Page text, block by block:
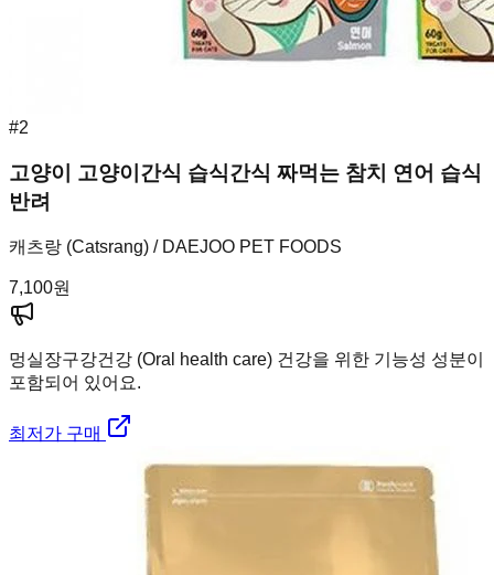
#2
고양이 고양이간식 습식간식 짜먹는 참치 연어 습식
반려
캐츠랑 (Catsrang) / DAEJOO PET FOODS
7,100원
멍실장구강건강 (Oral health care) 건강을 위한 기능성 성분이
포함되어 있어요.
최저가 구매